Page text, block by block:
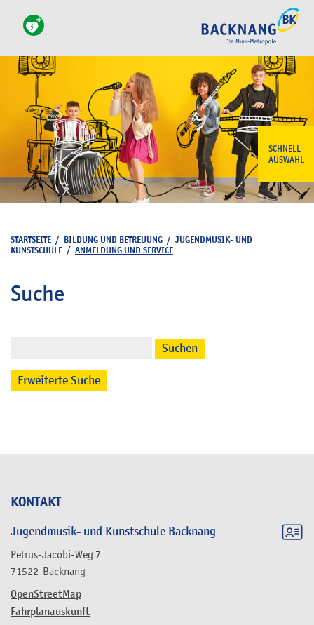
SCHNELL-
AUSWAHL
KONTAKT
Jugendmusik- und Kunstschule Backnang
Petrus-Jacobi-Weg 7
71522 Backnang
OpenStreetMap
Fahrplanauskunft
STARTSEITE / BILDUNG UND BETREUUNG /JUGENDMUSIK- UND
KUNSTSCHULE / ANMELDUNG UND SERVICE
Suche
Suchen
Erweiterte Suche